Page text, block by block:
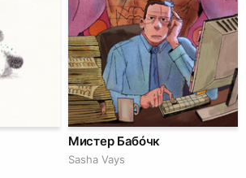
Мистер Бабóчк
Sasha Vays